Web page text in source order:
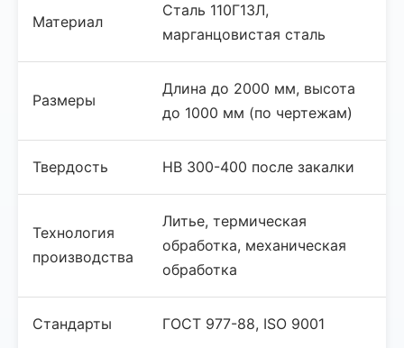
Материал
Сталь 110Г13Л,
марганцовистая сталь
Размеры
Длина до 2000 мм, высота
до 1000 мм (по чертежам)
Твердость HB 300-400 после закалки
Технология
производства
Литье, термическая
обработка, механическая
обработка
Стандарты ГОСТ 977-88, ISO 9001